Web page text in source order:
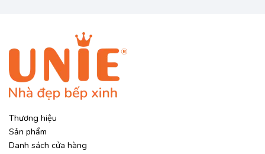
Thương hiệu
Sản phẩm
Danh sách cửa hàng